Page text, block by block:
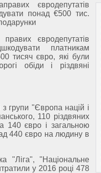
євродепутатів
понад €500 тис.
євродепутатів
платникам
тисяч євро, які були
обіди і різдвяні
групи "Європа націй і
110 різдвяних
140 євро і загальною
440 євро на людину в
"Ліга", "Національне
у 2016 році 478